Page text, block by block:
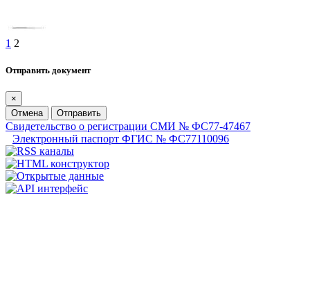
1 2
Отправить документ
×
Отмена
Отправить
Свидетельство о регистрации СМИ № ФС77-47467
Электронный паспорт ФГИС № ФС77110096